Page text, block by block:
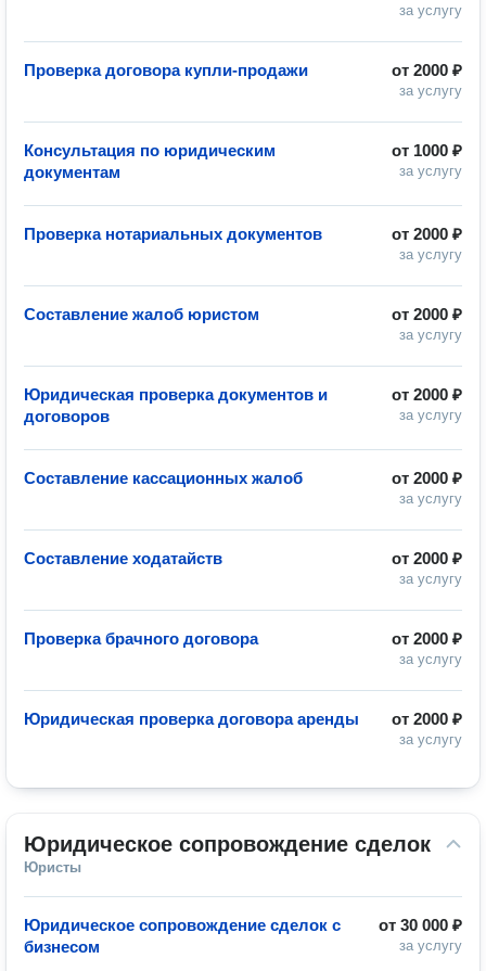
за услугу
от 2000 ₽
за услугу
Проверка договора купли-продажи
от 1000 ₽
за услугу
Консультация по юридическим
документам
от 2000 ₽
за услугу
Проверка нотариальных документов
от 2000 ₽
за услугу
Составление жалоб юристом
от 2000 ₽
за услугу
Юридическая проверка документов и
договоров
от 2000 ₽
за услугу
Составление кассационных жалоб
от 2000 ₽
за услугу
Составление ходатайств
от 2000 ₽
за услугу
Проверка брачного договора
от 2000 ₽
за услугу
Юридическая проверка договора аренды
Юридическое сопровождение сделок
Юристы
от 30 000 ₽
за услугу
Юридическое сопровождение сделок с
бизнесом